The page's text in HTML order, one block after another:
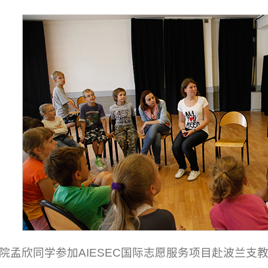
孟欣同学参加AIESEC国际志愿服务项目赴波兰支